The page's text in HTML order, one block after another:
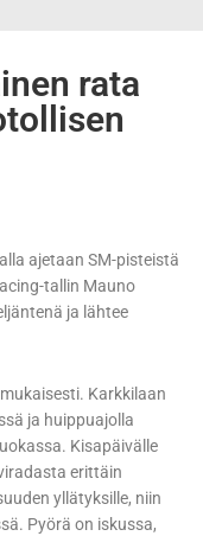
rata
ajetaan SM-pisteistä
tallin Mauno
ja lähtee
Karkkilaan
ja huippuajolla
Kisapäivälle
erittäin
yllätyksille, niin
Pyörä on iskussa,